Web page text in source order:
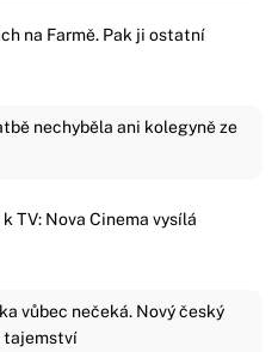
na Farmě. Pak ji ostatní
nechyběla ani kolegyně ze
TV: Nova Cinema vysílá
vůbec nečeká. Nový český
tajemství